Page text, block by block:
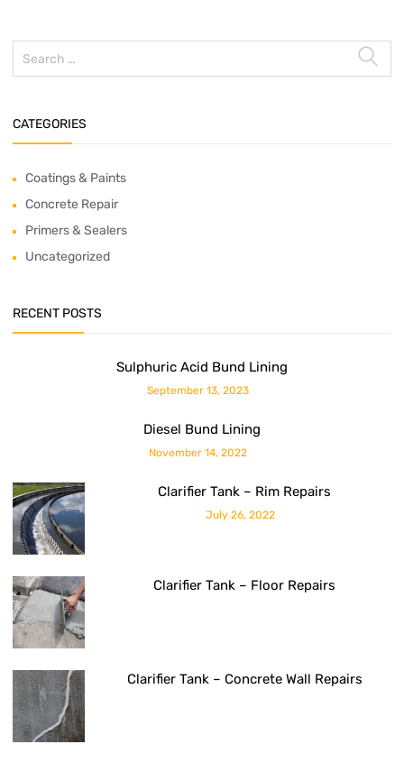
CATEGORIES
Coatings & Paints
Concrete Repair
Primers & Sealers
Uncategorized
RECENT POSTS
Sulphuric Acid Bund Lining
September 13, 2023
Diesel Bund Lining
November 14, 2022
Clarifier Tank – Rim Repairs
July 26, 2022
Clarifier Tank – Floor Repairs
Clarifier Tank – Concrete Wall Repairs